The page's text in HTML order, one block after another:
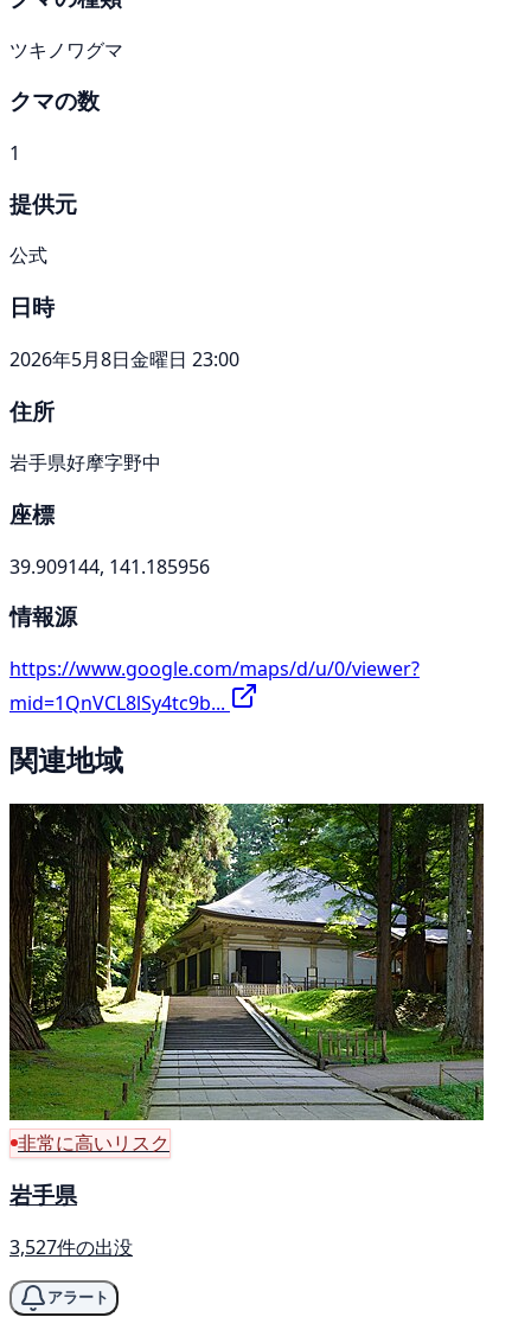
ツキノワグマ
クマの数
1
提供元
公式
日時
2026年5月8日金曜日 23:00
住所
岩手県好摩字野中
座標
39.909144, 141.185956
情報源
https://www.google.com/maps/d/u/0/viewer?
mid=1QnVCL8lSy4tc9b...
関連地域
非常に高いリスク
岩手県
3,527件の出没
アラート